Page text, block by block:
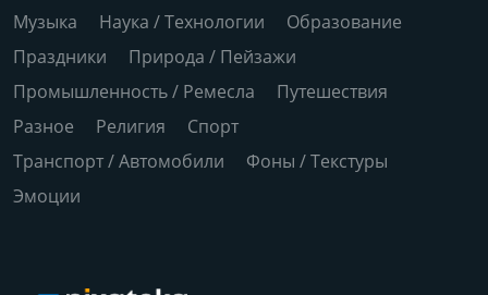
Музыка
Наука / Технологии
Образование
Праздники
Природа / Пейзажи
Промышленность / Ремесла
Путешествия
Разное
Религия
Спорт
Транспорт / Автомобили
Фоны / Текстуры
Эмоции